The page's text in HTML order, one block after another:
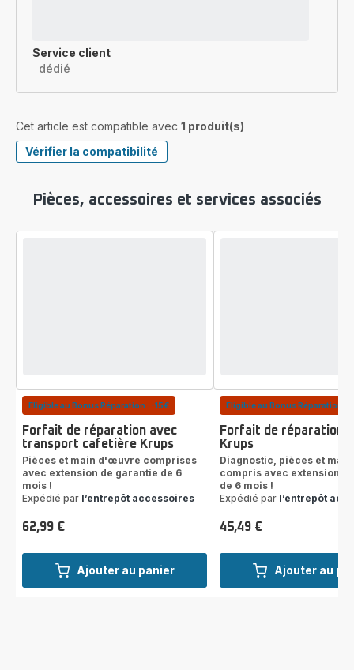
Service client
dédié
Cet article est compatible avec 1 produit(s)
Vérifier la compatibilité
Pièces, accessoires et services associés
Ajouter au panier
Eligible au Bonus Réparation : -15€
Forfait de réparation avec
transport cafetière Krups
Pièces et main d'œuvre comprises
avec extension de garantie de 6
mois !
Expédié par l’entrepôt accessoires
Prix
62,99 €
Ajouter au
Eligible au Bonus Réparation : -
Forfait de réparation
Krups
Diagnostic, pièces et
compris avec extension
de 6 mois !
Expédié par l’entrepôt
Prix
45,49 €